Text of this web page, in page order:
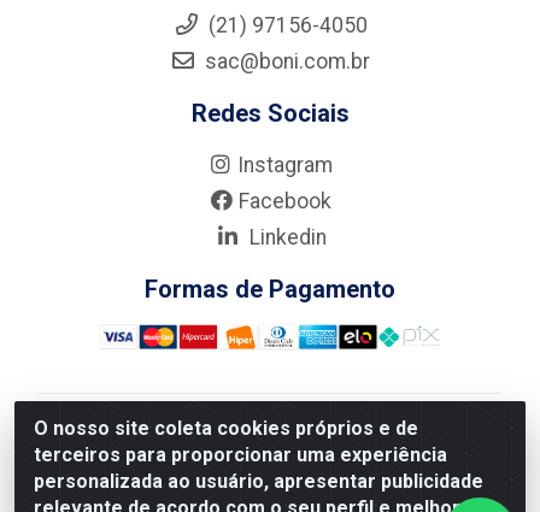
O nosso site coleta cookies próprios e de
terceiros para proporcionar uma experiência
personalizada ao usuário, apresentar publicidade
(21) 97156-4050
sac@boni.com.br
Redes Sociais
Instagram
Facebook
Linkedin
Formas de Pagamento
Nova Boni Distribuidora de Material de Construção LTDA
- Rua Alice Tibiriçá, 330 - Vila Da Penha, Rio de
Janeiro/RJ - CEP: 21.210-110 - CNPJ: 11.003.135/0001-
27